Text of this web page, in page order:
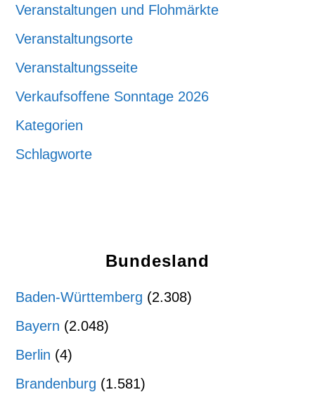
Veranstaltungen und Flohmärkte
Veranstaltungsorte
Veranstaltungsseite
Verkaufsoffene Sonntage 2026
Kategorien
Schlagworte
Bundesland
Baden-Württemberg (2.308)
Bayern (2.048)
Berlin (4)
Brandenburg (1.581)